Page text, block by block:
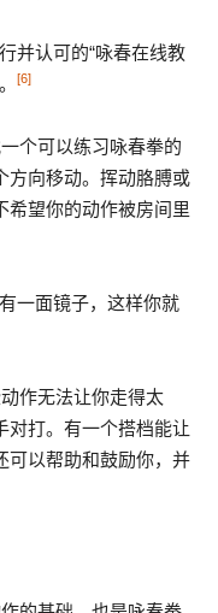
并认可的“咏春在线教
[6]
个可以练习咏春拳的
方向移动。挥动胳膊或
希望你的动作被房间里
一面镜子，这样你就
作无法让你走得太
对打。有一个搭档能让
可以帮助和鼓励你，并